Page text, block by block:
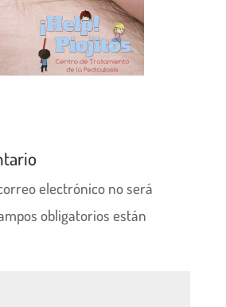
electrónico no será
obligatorios están